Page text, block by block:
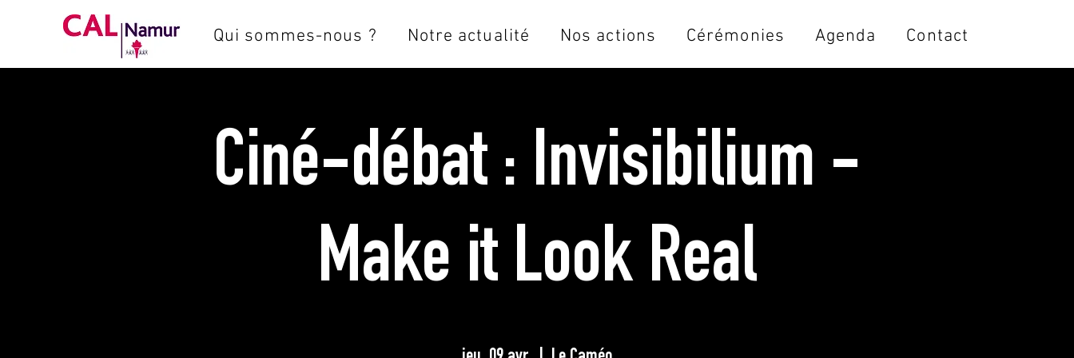
Qui sommes-nous ? Notre actualité Nos actions Cérémonies Agenda Contact
Ciné-débat : Invisibilium -
Make it Look Real